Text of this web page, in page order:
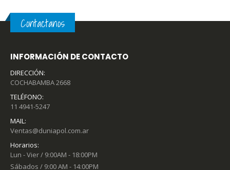
Contactanos
INFORMACIÓN DE CONTACTO
DIRECCIÓN:
COCHABAMBA 2668
TELÉFONO:
11 4941-5247
MAIL:
Ventas@duniapol.com.ar
Horarios:
Lun - Vier / 9:00AM - 18:00PM
Sábados / 9:00 AM - 14:00PM